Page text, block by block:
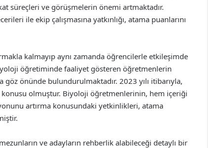
süreçleri ve görüşmelerin önemi artmaktadır.
ile ekip çalışmasına yatkınlığı, atama puanlarını
kalmayıp aynı zamanda öğrencilerle etkileşimde
öğretiminde faaliyet gösteren öğretmenlerin
önünde bulundurulmaktadır. 2023 yılı itibarıyla,
konusu olmuştur. Biyoloji öğretmenlerinin, hem içeriği
artırma konusundaki yetkinlikleri, atama
ve adayların rehberlik alabileceği detaylı bir